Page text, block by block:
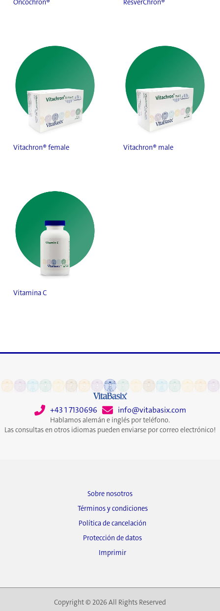
Oncochron® ResverChron®
Vitachron® female Vitachron® male
Vitamina C
+43 1 7130696 info@vitabasix.com
Hablamos alemán e inglés por teléfono.
Las consultas en otros idiomas pueden enviarse por correo electrónico!
Sobre nosotros
Términos y condiciones
Política de cancelación
Protección de datos
Imprimir
Copyright © 2026 All Rights Reserved